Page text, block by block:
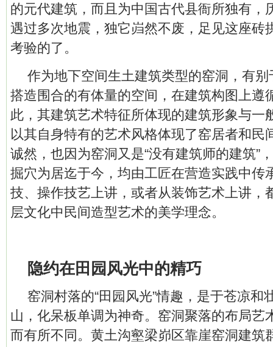
的元代建筑，而且为中国古代县衙所独有，
遇过多次地震，独它岿然不废，足见这座砖
考验的了。
作为地下空间生土建筑类型的窑洞，有
搭造围合的有体量的空间，在建筑构图上遵
此，其建筑艺术特征所体现的建筑形象与一
以其自身特有的艺术风格体现了窑居者和民
诚然，也因为窑洞又是“没有建筑师的建筑”
掘穴为居迄于今，均由工匠在营造实践中传
技、操作技艺上讲，或者从装饰艺术上讲，
层文化中民间造型艺术的美学理念。
隐约在田园风光中的精巧
窑洞村落的“田园风光”情趣，是于苍凉和
山，化呆板单调为神奇。窑洞聚落的布局艺
而有所不同。黄土沟壑梁峁区靠崖窑洞建筑